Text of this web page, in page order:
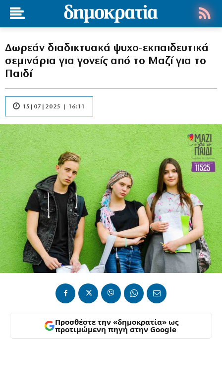
Δωρεάν διαδικτυακά ψυχο-εκπαιδευτικά
σεμινάρια για γονείς από το Μαζί για το
Παιδί
15|07|2025 | 16:11
Προσθέστε την «δημοκρατία» ως
προτιμώμενη πηγή στην Google